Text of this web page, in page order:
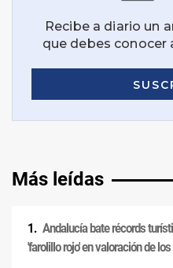
Más leídas
Andalucía bate récords
'farolillo rojo' en valoración de